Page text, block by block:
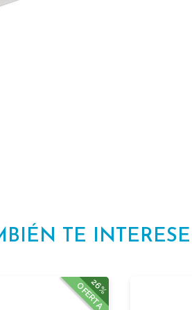
TE INTERESE
26%
OFERTA